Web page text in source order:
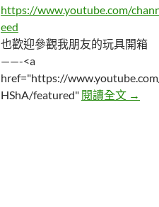
https://www.youtube.com/
eed
也歡迎參觀我朋友的玩具開箱
——-<a
href="https://
HShA/featured" 閱讀全文 寶貝
→